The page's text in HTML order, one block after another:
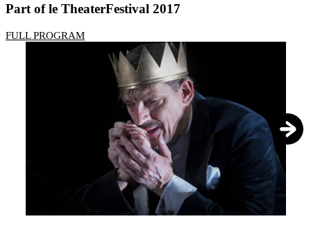
Part of le TheaterFestival 2017
FULL PROGRAM
1 /3